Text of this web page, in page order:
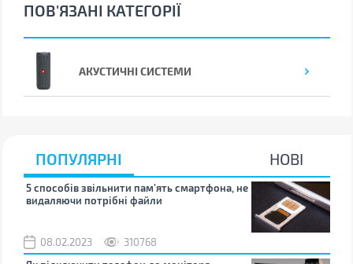
ПОВ'ЯЗАНІ КАТЕГОРІЇ
АКУСТИЧНІ СИСТЕМИ
ПОПУЛЯРНІ НОВІ
5 способів звільнити пам’ять смартфона, не
видаляючи потрібні файли
08.02.2023
310768